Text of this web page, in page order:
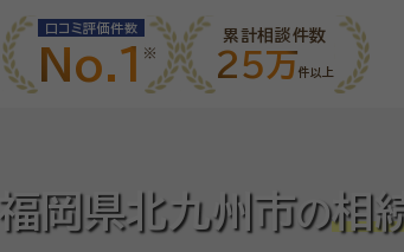
口コミ評価件数
No.1
累計相談件数
25万件以上
福岡県北九州市の相